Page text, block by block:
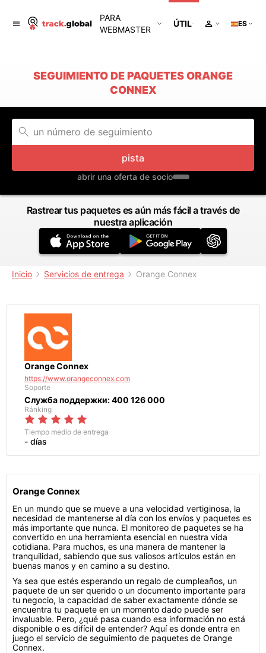
PARA
WEBMASTER
ÚTIL ES
SEGUIMIENTO DE PAQUETES ORANGE
CONNEX
pista
abrir una oferta de socio
Rastrear tus paquetes es aún más fácil a través de
nuestra aplicación
Inicio Servicios de entrega Orange Connex
Orange Connex
https://www.orangeconnex.com
Soporte
Служба поддержки: 400 126 000
Ránking
Tiempo medio de entrega
- días
Orange Connex
En un mundo que se mueve a una velocidad vertiginosa, la
necesidad de mantenerse al día con los envíos y paquetes es
más importante que nunca. El monitoreo de paquetes se ha
convertido en una herramienta esencial en nuestra vida
cotidiana. Para muchos, es una manera de mantener la
tranquilidad, sabiendo que sus valiosos artículos están en
buenas manos y en camino a su destino.
Ya sea que estés esperando un regalo de cumpleaños, un
paquete de un ser querido o un documento importante para
tu negocio, la capacidad de saber exactamente dónde se
encuentra tu paquete en un momento dado puede ser
invaluable. Pero, ¿qué pasa cuando esa información no está
disponible o es difícil de entender? Aquí es donde entra en
juego el servicio de seguimiento de paquetes de Orange
Connex.